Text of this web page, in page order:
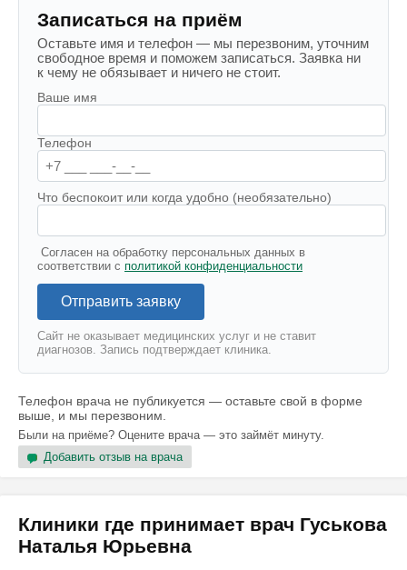
Записаться на приём
Оставьте имя и телефон — мы перезвоним, уточним
свободное время и поможем записаться. Заявка ни
к чему не обязывает и ничего не стоит.
Ваше имя
Телефон
Что беспокоит или когда удобно (необязательно)
Согласен на обработку персональных данных в
соответствии с политикой конфиденциальности
Отправить заявку
Сайт не оказывает медицинских услуг и не ставит
диагнозов. Запись подтверждает клиника.
Телефон врача не публикуется — оставьте свой в форме
выше, и мы перезвоним.
Были на приёме? Оцените врача — это займёт минуту.
Добавить отзыв на врача
Клиники где принимает врач Гуськова
Наталья Юрьевна